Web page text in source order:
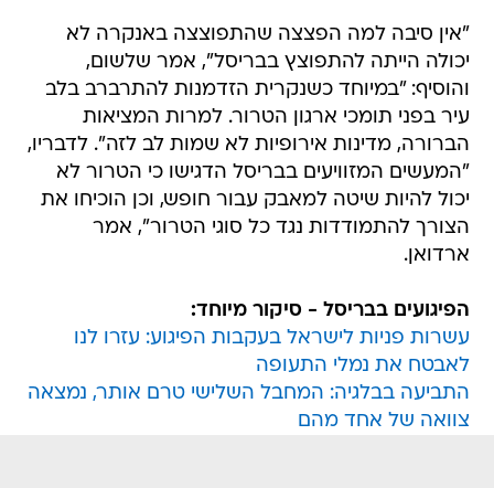
"אין סיבה למה הפצצה שהתפוצצה באנקרה לא
יכולה הייתה להתפוצץ בבריסל", אמר שלשום,
והוסיף: "במיוחד כשנקרית הזדמנות להתרברב בלב
עיר בפני תומכי ארגון הטרור. למרות המציאות
הברורה, מדינות אירופיות לא שמות לב לזה". לדבריו,
"המעשים המזוויעים בבריסל הדגישו כי הטרור לא
יכול להיות שיטה למאבק עבור חופש, וכן הוכיחו את
הצורך להתמודדות נגד כל סוגי הטרור", אמר
ארדואן.
הפיגועים בבריסל - סיקור מיוחד:
עשרות פניות לישראל בעקבות הפיגוע: עזרו לנו
לאבטח את נמלי התעופה
התביעה בבלגיה: המחבל השלישי טרם אותר, נמצאה
צוואה של אחד מהם